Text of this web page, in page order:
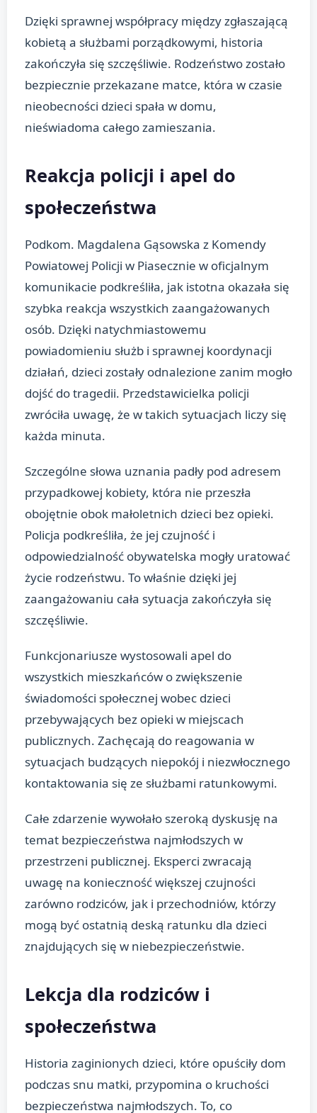
Dzięki sprawnej współpracy między zgłaszającą
kobietą a służbami porządkowymi, historia
zakończyła się szczęśliwie. Rodzeństwo zostało
bezpiecznie przekazane matce, która w czasie
nieobecności dzieci spała w domu,
nieświadoma całego zamieszania.
Reakcja policji i apel do
społeczeństwa
Podkom. Magdalena Gąsowska z Komendy
Powiatowej Policji w Piasecznie w oficjalnym
komunikacie podkreśliła, jak istotna okazała się
szybka reakcja wszystkich zaangażowanych
osób. Dzięki natychmiastowemu
powiadomieniu służb i sprawnej koordynacji
działań, dzieci zostały odnalezione zanim mogło
dojść do tragedii. Przedstawicielka policji
zwróciła uwagę, że w takich sytuacjach liczy się
każda minuta.
Szczególne słowa uznania padły pod adresem
przypadkowej kobiety, która nie przeszła
obojętnie obok małoletnich dzieci bez opieki.
Policja podkreśliła, że jej czujność i
odpowiedzialność obywatelska mogły uratować
życie rodzeństwu. To właśnie dzięki jej
zaangażowaniu cała sytuacja zakończyła się
szczęśliwie.
Funkcjonariusze wystosowali apel do
wszystkich mieszkańców o zwiększenie
świadomości społecznej wobec dzieci
przebywających bez opieki w miejscach
publicznych. Zachęcają do reagowania w
sytuacjach budzących niepokój i niezwłocznego
kontaktowania się ze służbami ratunkowymi.
Całe zdarzenie wywołało szeroką dyskusję na
temat bezpieczeństwa najmłodszych w
przestrzeni publicznej. Eksperci zwracają
uwagę na konieczność większej czujności
zarówno rodziców, jak i przechodniów, którzy
mogą być ostatnią deską ratunku dla dzieci
znajdujących się w niebezpieczeństwie.
Lekcja dla rodziców i
społeczeństwa
Historia zaginionych dzieci, które opuściły dom
podczas snu matki, przypomina o kruchości
bezpieczeństwa najmłodszych. To, co